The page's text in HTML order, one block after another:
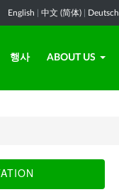
English 中文 (简体) Deutsch
행사 ABOUT US